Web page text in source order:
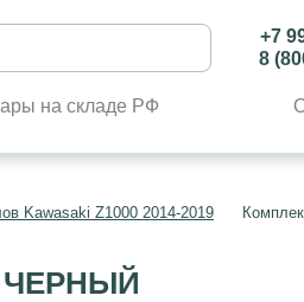
+7
8
на складе РФ
Kawasaki Z1000 2014-2019
ЧЕРНЫЙ